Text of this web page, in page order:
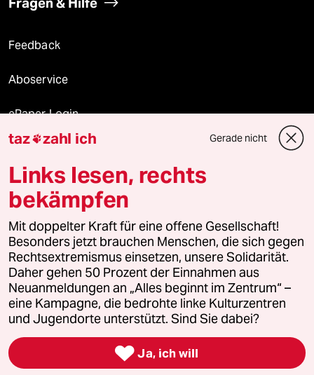
Feedback
Aboservice
ePaper Login
Downloads für Abonnierende
© 2026 taz Verlags und Vertriebs GmbH
Alle Rechte vorbehalten. Bei rechtlichen Fragen oder für Genehmigungen
wenden Sie sich bitte an
lizenzen@taz.de
Feedback Redaktionsstatut Kommune-Richtlinien
Leitlinie Informant Datenschutz Impressum AGB
Seitenwende Einwilligungen widerrufen (Ads)
taz zahl ich Gerade nicht
Links lesen, rechts
bekämpfen
Mit doppelter Kraft für eine offene Gesellschaft!
Besonders jetzt brauchen Menschen, die sich gegen
Rechtsextremismus einsetzen, unsere Solidarität.
Daher gehen 50 Prozent der Einnahmen aus
Neuanmeldungen an „Alles beginnt im Zentrum“ –
eine Kampagne, die bedrohte linke Kulturzentren
und Jugendorte unterstützt. Sind Sie dabei?
 Ja, ich will